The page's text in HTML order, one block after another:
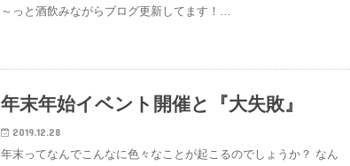
～っと酒飲みながらブログ更新してます！…
年末年始イベント開催と『大失敗』
2019.12.28
年末ってなんでこんなに色々なことが起こるのでしょうか？ なん